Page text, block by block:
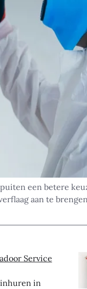
een betere
aan te
Service
in